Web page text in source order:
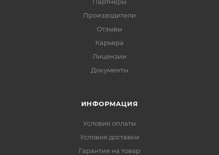
Производители
Отзывы
Карьера
Лицензии
Документы
ИНФОРМАЦИЯ
Условия оплаты
Условия доставки
Гарантия на товар